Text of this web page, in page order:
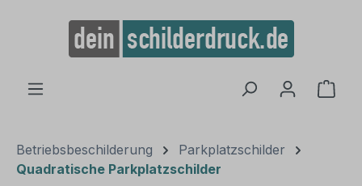
springen
Betriebsbeschilderung
Parkplatzschilder
Quadratische Parkplatzschilder